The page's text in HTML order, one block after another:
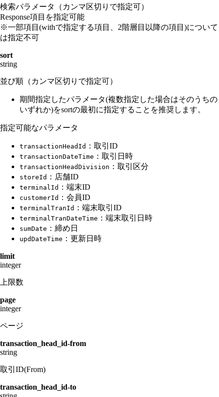
検索パラメータ（カンマ区切りで指定可）
Response項目を指定可能
※一部項目(withで指定する項目、2階層目以降の項目)について
は指定不可
sort
string
並び順（カンマ区切りで指定可）
期間指定したパラメータ(複数指定した場合はそのうちの
いずれか)をsortの最初に指定することを推奨します。
指定可能なパラメータ
transactionHeadId ：取引ID
transactionDateTime ：取引日時
transactionHeadDivision ：取引区分
storeId ：店舗ID
terminalId ：端末ID
customerId ：会員ID
terminalTranId ：端末取引ID
terminalTranDateTime ：端末取引日時
sumDate ：締め日
updDateTime ：更新日時
limit
integer
上限数
page
integer
ページ
transaction_head_id-from
string
取引ID(From)
transaction_head_id-to